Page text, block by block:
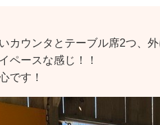
ンタとテーブル席2つ、外
ペースな感じ！！
です！